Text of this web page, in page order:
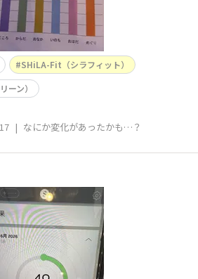
SHiLA-Fit（シラフィット）
ーン）
| なにか変化があったかも…？